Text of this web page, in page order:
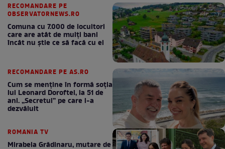
RECOMANDARE PE
OBSERVATORNEWS.RO
Comuna cu 7.000 de locuitori
care are atât de mulți bani
încât nu știe ce să facă cu ei
RECOMANDARE PE AS.RO
Cum se menţine în formă soţia
lui Leonard Doroftei, la 51 de
ani. „Secretul” pe care l-a
dezvăluit
ROMANIA TV
Mirabela Grădinaru, mutare de